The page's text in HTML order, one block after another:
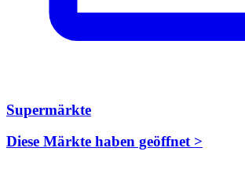
Supermärkte
Diese Märkte haben geöffnet >